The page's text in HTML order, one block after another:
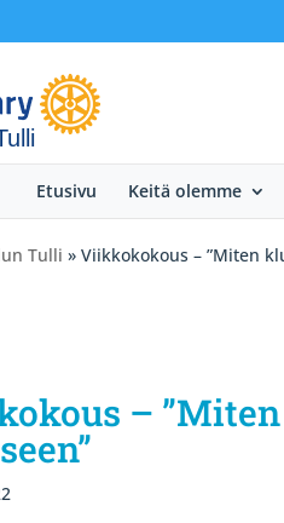
Etusivu Keitä olemme
Tulli » Viikkokokous – ”Miten
–